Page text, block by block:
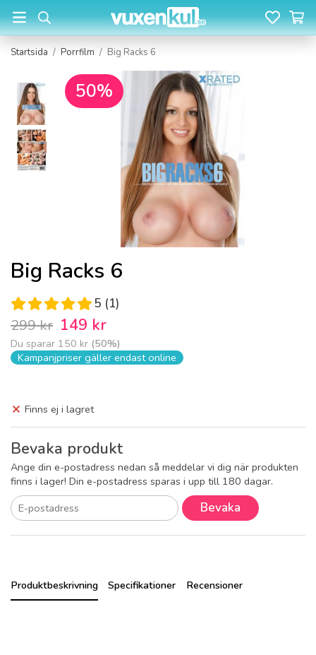
Startsida / Porrfilm / Big Racks 6
50%
Big Racks 6
5 (1)
299 kr 149 kr
Du sparar 150 kr (50%)
Kampanjpriser gäller endast online
Finns ej i lagret
Bevaka produkt
Ange din e-postadress nedan så meddelar vi dig när produkten
finns i lager! Din e-postadress sparas i upp till 180 dagar.
Bevaka
Produktbeskrivning Specifikationer Recensioner